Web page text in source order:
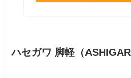
ハセガワ 脚軽（